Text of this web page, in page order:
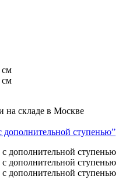
см
см
на складе в Москве
ступенью”